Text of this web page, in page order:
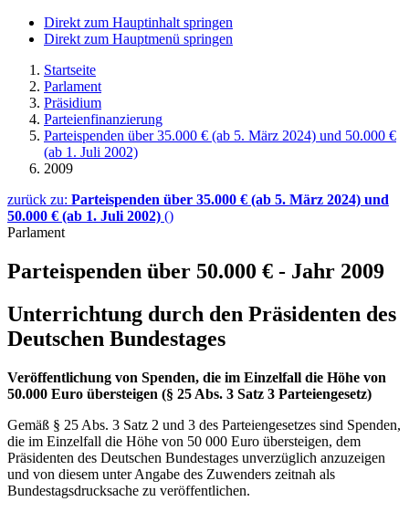
Direkt zum Hauptinhalt springen
Direkt zum Hauptmenü springen
Startseite
Parlament
Präsidium
Parteienfinanzierung
Parteispenden über 35.000 € (ab 5. März 2024) und 50.000 €
(ab 1. Juli 2002)
2009
zurück zu: Parteispenden über 35.000 € (ab 5. März 2024) und
50.000 € (ab 1. Juli 2002) ()
Parlament
Parteispenden über 50.000 € - Jahr 2009
Unterrichtung durch den Präsidenten des
Deutschen Bundestages
Veröffentlichung von Spenden, die im Einzelfall die Höhe von
50.000 Euro übersteigen (§ 25 Abs. 3 Satz 3 Parteiengesetz)
Gemäß § 25 Abs. 3 Satz 2 und 3 des Parteiengesetzes sind Spenden,
die im Einzelfall die Höhe von 50 000 Euro übersteigen, dem
Präsidenten des Deutschen Bundestages unverzüglich anzuzeigen
und von diesem unter Angabe des Zuwenders zeitnah als
Bundestagsdrucksache zu veröffentlichen.